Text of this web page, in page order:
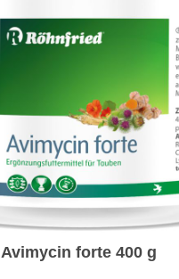
Avimycin forte 400 g